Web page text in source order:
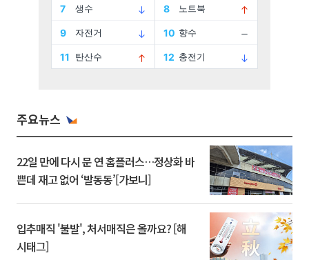
주요뉴스
22일 만에 다시 문 연 홈플러스…정상화 바
쁜데 재고 없어 ‘발동동’[가보니]
입추매직 '불발', 처서매직은 올까요? [해
시태그]